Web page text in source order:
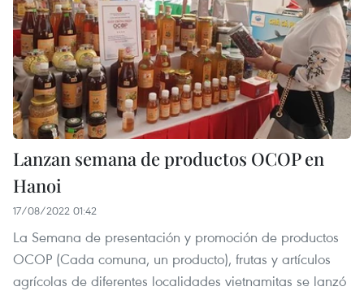
Lanzan semana de productos OCOP en
Hanoi
17/08/2022 01:42
La Semana de presentación y promoción de productos
OCOP (Cada comuna, un producto), frutas y artículos
agrícolas de diferentes localidades vietnamitas se lanzó